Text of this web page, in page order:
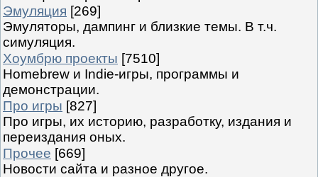
Эмуляция [269]
Эмуляторы, дампинг и близкие темы. В т.ч.
симуляция.
Хоумбрю проекты [7510]
Homebrew и Indie-игры, программы и
демонстрации.
Про игры [827]
Про игры, их историю, разработку, издания и
переиздания оных.
Прочее [669]
Новости сайта и разное другое.